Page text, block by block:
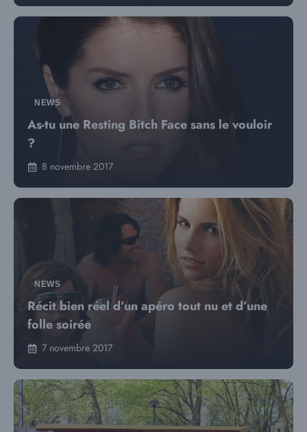
NEWS
As-tu une Resting Bitch Face sans le vouloir
?
8 novembre 2017
NEWS
Récit bien réel d’un apéro tout nu et d’une
folle soirée
7 novembre 2017